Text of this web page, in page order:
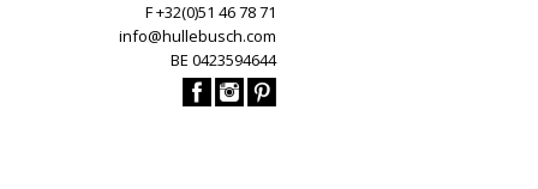
F +32(0)51 46 78 71
info@hullebusch.com
BE 0423594644